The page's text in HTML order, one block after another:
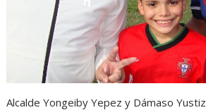
Alcalde Yongeiby Yepez y Dámaso Yustiz